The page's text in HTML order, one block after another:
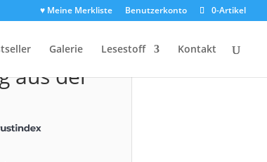
♥ Meine Merkliste Benutzerkonto 0-Artikel
Galerie Lesestoff Kontakt
aus der